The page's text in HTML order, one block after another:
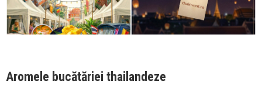
Aromele bucătăriei thailandeze